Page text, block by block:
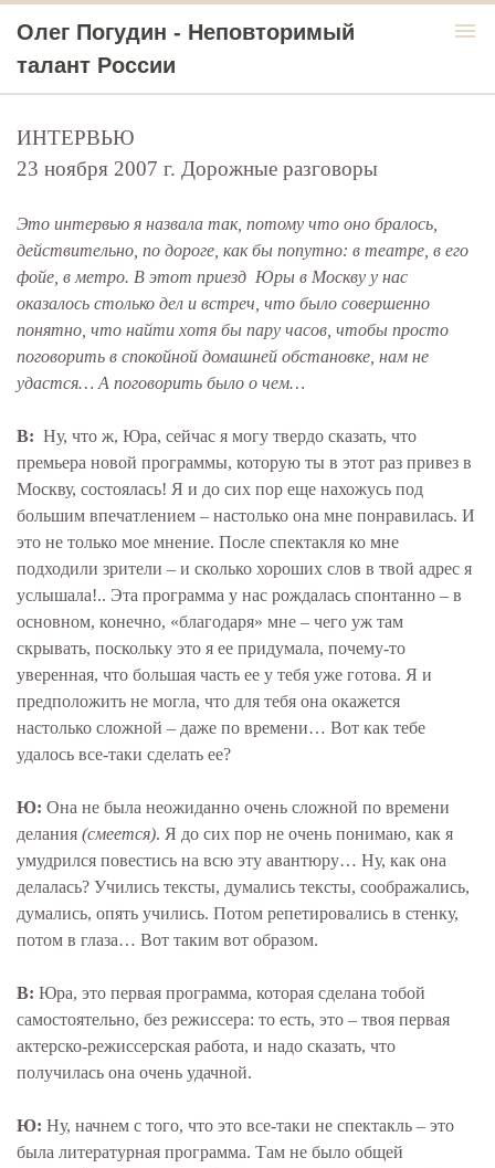
Олег Погудин - Неповторимый
талант России
menu
ИНТЕРВЬЮ
23 ноября 2007 г. Дорожные разговоры
Это интервью я назвала так, потому что оно бралось,
действительно, по дороге, как бы попутно: в театре, в его
фойе, в метро. В этот приезд Юры в Москву у нас
оказалось столько дел и встреч, что было совершенно
понятно, что найти хотя бы пару часов, чтобы просто
поговорить в спокойной домашней обстановке, нам не
удастся… А поговорить было о чем…
В: Ну, что ж, Юра, сейчас я могу твердо сказать, что
премьера новой программы, которую ты в этот раз привез в
Москву, состоялась! Я и до сих пор еще нахожусь под
большим впечатлением – настолько она мне понравилась. И
это не только мое мнение. После спектакля ко мне
подходили зрители – и сколько хороших слов в твой адрес я
услышала!.. Эта программа у нас рождалась спонтанно – в
основном, конечно, «благодаря» мне – чего уж там
скрывать, поскольку это я ее придумала, почему-то
уверенная, что большая часть ее у тебя уже готова. Я и
предположить не могла, что для тебя она окажется
настолько сложной – даже по времени… Вот как тебе
удалось все-таки сделать ее?
Ю: Она не была неожиданно очень сложной по времени
делания (смеется). Я до сих пор не очень понимаю, как я
умудрился повестись на всю эту авантюру… Ну, как она
делалась? Учились тексты, думались тексты, соображались,
думались, опять учились. Потом репетировались в стенку,
потом в глаза… Вот таким вот образом.
В: Юра, это первая программа, которая сделана тобой
самостоятельно, без режиссера: то есть, это – твоя первая
актерско-режиссерская работа, и надо сказать, что
получилась она очень удачной.
Ю: Ну, начнем с того, что это все-таки не спектакль – это
была литературная программа. Там не было общей